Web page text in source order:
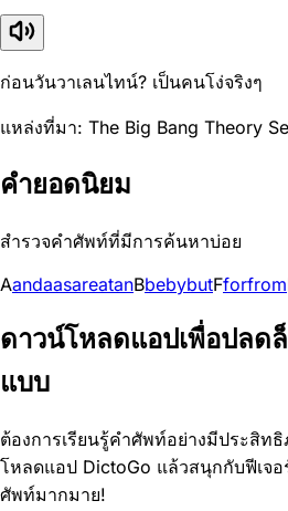
ก่อนวันวาเลนไทน์? เป็นคนโง่จริงๆ
แหล่งที่มา: The Big Bang Theory
คำยอดนิยม
สำรวจคำศัพท์ที่มีการค้นหาบ่อย
AandaasareatanBbebybutFforfrom
ดาวน์โหลดแอปเพื่อปลด
แบบ
ต้องการเรียนรู้คำศัพท์อย่างมีประสิท
โหลดแอป DictoGo แล้วสนุกกับฟีเจ
ศัพท์มากมาย!